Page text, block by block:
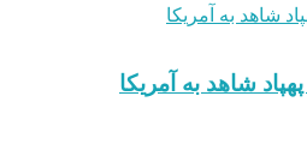
شاهد به آمریکا